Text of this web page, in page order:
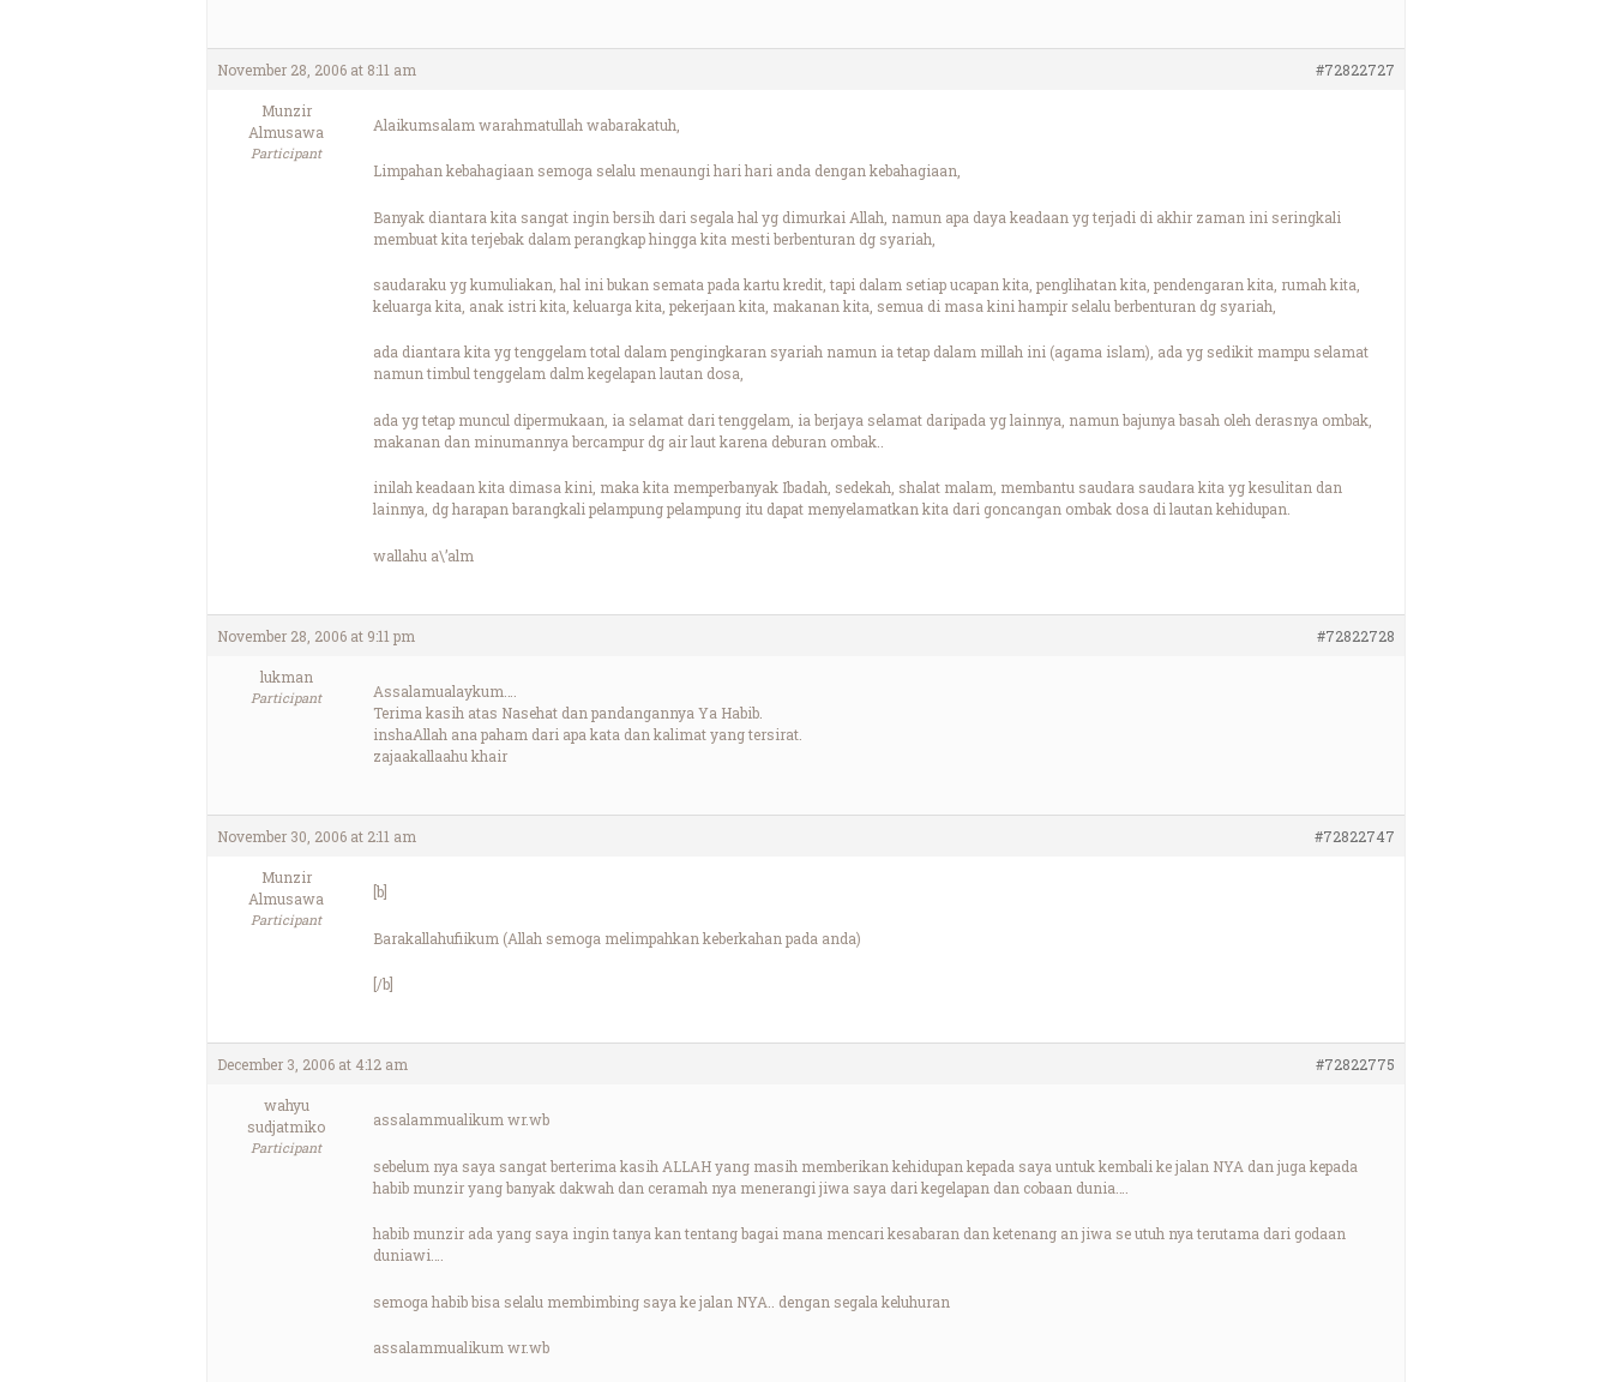
November 28, 2006 at 8:11 am #72822727
Munzir
Almusawa
Participant
Alaikumsalam warahmatullah wabarakatuh,
Limpahan kebahagiaan semoga selalu menaungi hari hari anda dengan kebahagiaan,
Banyak diantara kita sangat ingin bersih dari segala hal yg dimurkai Allah, namun apa daya keadaan yg terjadi di akhir zaman ini seringkali
membuat kita terjebak dalam perangkap hingga kita mesti berbenturan dg syariah,
saudaraku yg kumuliakan, hal ini bukan semata pada kartu kredit, tapi dalam setiap ucapan kita, penglihatan kita, pendengaran kita, rumah kita,
keluarga kita, anak istri kita, keluarga kita, pekerjaan kita, makanan kita, semua di masa kini hampir selalu berbenturan dg syariah,
ada diantara kita yg tenggelam total dalam pengingkaran syariah namun ia tetap dalam millah ini (agama islam), ada yg sedikit mampu selamat
namun timbul tenggelam dalm kegelapan lautan dosa,
ada yg tetap muncul dipermukaan, ia selamat dari tenggelam, ia berjaya selamat daripada yg lainnya, namun bajunya basah oleh derasnya ombak,
makanan dan minumannya bercampur dg air laut karena deburan ombak..
inilah keadaan kita dimasa kini, maka kita memperbanyak Ibadah, sedekah, shalat malam, membantu saudara saudara kita yg kesulitan dan
lainnya, dg harapan barangkali pelampung pelampung itu dapat menyelamatkan kita dari goncangan ombak dosa di lautan kehidupan.
wallahu a\’alm
November 28, 2006 at 9:11 pm #72822728
lukman
Participant
Assalamualaykum….
Terima kasih atas Nasehat dan pandangannya Ya Habib.
inshaAllah ana paham dari apa kata dan kalimat yang tersirat.
zajaakallaahu khair
November 30, 2006 at 2:11 am #72822747
Munzir
Almusawa
Participant
[b]
Barakallahufiikum (Allah semoga melimpahkan keberkahan pada anda)
[/b]
December 3, 2006 at 4:12 am #72822775
wahyu
sudjatmiko
Participant
assalammualikum wr.wb
sebelum nya saya sangat berterima kasih ALLAH yang masih memberikan kehidupan kepada saya untuk kembali ke jalan NYA dan juga kepada
habib munzir yang banyak dakwah dan ceramah nya menerangi jiwa saya dari kegelapan dan cobaan dunia….
habib munzir ada yang saya ingin tanya kan tentang bagai mana mencari kesabaran dan ketenang an jiwa se utuh nya terutama dari godaan
duniawi….
semoga habib bisa selalu membimbing saya ke jalan NYA.. dengan segala keluhuran
assalammualikum wr.wb